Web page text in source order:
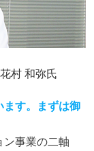
村 和弥氏
ます。まずは御
ン事業の二軸